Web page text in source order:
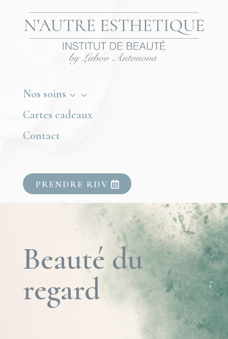
Nos soins 3
Cartes cadeaux
Contact
PRENDRE RDV
Beauté du
regard